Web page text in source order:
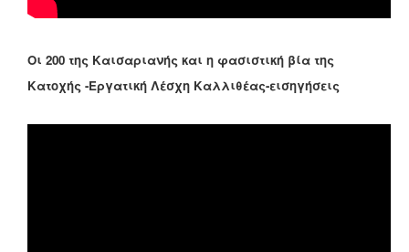
Οι 200 της Καισαριανής και η φασιστική βία της
Κατοχής -Εργατική Λέσχη Καλλιθέας-εισηγήσεις